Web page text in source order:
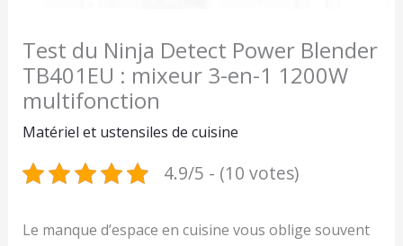
Test du Ninja Detect Power Blender
TB401EU : mixeur 3-en-1 1200W
multifonction
Matériel et ustensiles de cuisine
4.9/5 - (10 votes)
Le manque d’espace en cuisine vous oblige souvent